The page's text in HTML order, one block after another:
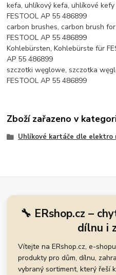
kefa, uhlíkový kefa, uhlíkové
FESTOOL AP 55 486899
carbon brushes, carbon brush
FESTOOL AP 55 486899
Kohlebürsten, Kohlebürste für
AP 55 486899
szczotki węglowe, szczotka
FESTOOL AP 55 486899
Zboží zařazeno v
Uhlíkové kartáče dle elektro
🔧 ERshop.cz –
dílnu i
Vítejte na ERshop.cz, e-
produkty pro dům, dílnu,
vybraný sortiment, který řeší